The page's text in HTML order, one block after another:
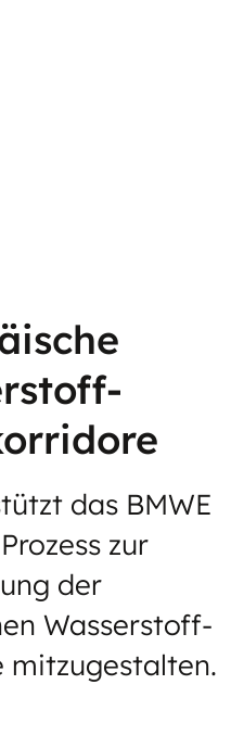
das BMWE
zur
der
Wasserstoff-